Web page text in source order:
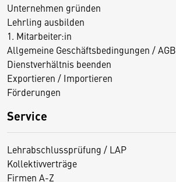
Unternehmen gründen
Lehrling ausbilden
1. Mitarbeiter:in
Allgemeine Geschäftsbedingungen / AGB
Dienstverhältnis beenden
Exportieren / Importieren
Förderungen
Service
Lehrabschlussprüfung / LAP
Kollektivverträge
Firmen A-Z